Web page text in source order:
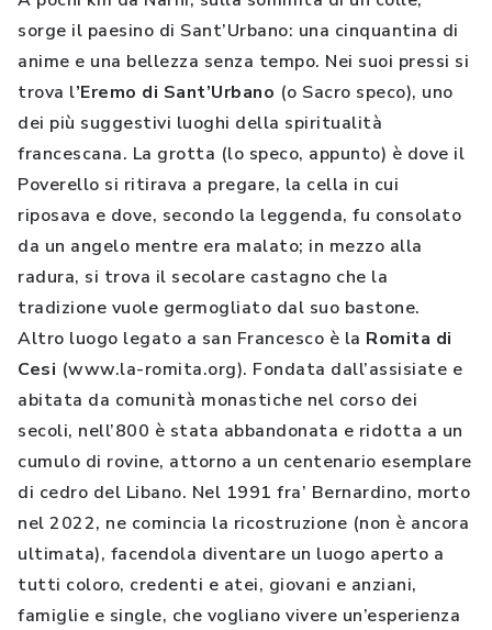
sorge il paesino di Sant’Urbano: una cinquantina di
anime e una bellezza senza tempo. Nei suoi pressi si
trova l’Eremo di Sant’Urbano (o Sacro speco), uno
dei più suggestivi luoghi della spiritualità
francescana. La grotta (lo speco, appunto) è dove il
Poverello si ritirava a pregare, la cella in cui
riposava e dove, secondo la leggenda, fu consolato
da un angelo mentre era malato; in mezzo alla
radura, si trova il secolare castagno che la
tradizione vuole germogliato dal suo bastone.
Altro luogo legato a san Francesco è la Romita di
Cesi (www.la-romita.org). Fondata dall’assisiate e
abitata da comunità monastiche nel corso dei
secoli, nell’800 è stata abbandonata e ridotta a un
cumulo di rovine, attorno a un centenario esemplare
di cedro del Libano. Nel 1991 fra’ Bernardino, morto
nel 2022, ne comincia la ricostruzione (non è ancora
ultimata), facendola diventare un luogo aperto a
tutti coloro, credenti e atei, giovani e anziani,
famiglie e single, che vogliano vivere un’esperienza